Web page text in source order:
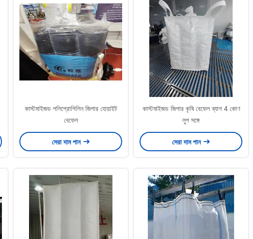
কাস্টমাইজড পলিপ্রোপিলিন জিপার হোয়াইট
বেফেল
সেরা দাম পান
কাস্টমাইজড জিপার কৃষি বেফেল ব্যাগ 4 কোণ
লুপ সঙ্গে
সেরা দাম পান